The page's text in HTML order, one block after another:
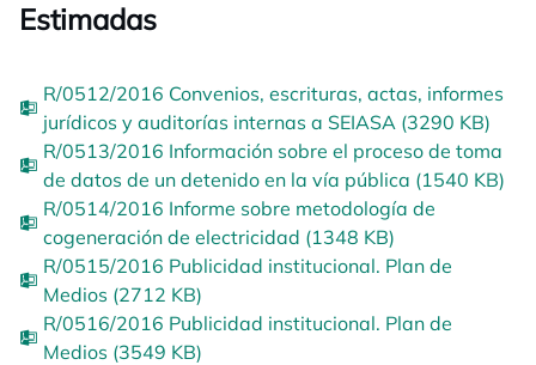
Estimadas
R/0512/2016 Convenios, escrituras, actas, informes
jurídicos y auditorías internas a SEIASA (3290 KB)
R/0513/2016 Información sobre el proceso de toma
de datos de un detenido en la vía pública (1540 KB)
R/0514/2016 Informe sobre metodología de
cogeneración de electricidad (1348 KB)
R/0515/2016 Publicidad institucional. Plan de
Medios (2712 KB)
R/0516/2016 Publicidad institucional. Plan de
Medios (3549 KB)